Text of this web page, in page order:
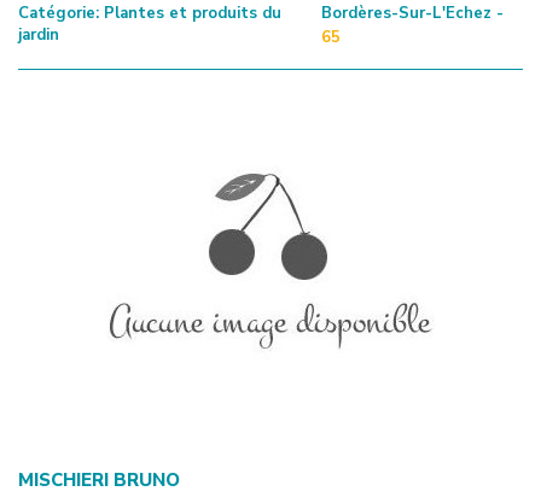
Catégorie: Plantes et produits du
jardin
Bordères-Sur-L'Echez -
65
MISCHIERI BRUNO